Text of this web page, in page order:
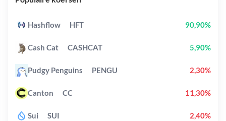
Hashflow HFT 90,90%
Cash Cat CASHCAT 5,90%
Pudgy Penguins PENGU 2,30%
Canton CC 11,30%
Sui SUI 2,40%